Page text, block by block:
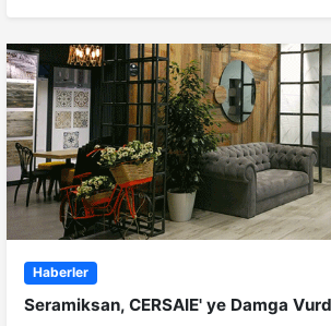
Haberler
Seramiksan, CERSAIE' ye Damga